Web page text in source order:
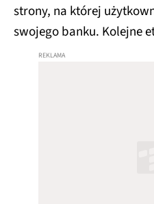
strony, na której
swojego banku. Kolejne